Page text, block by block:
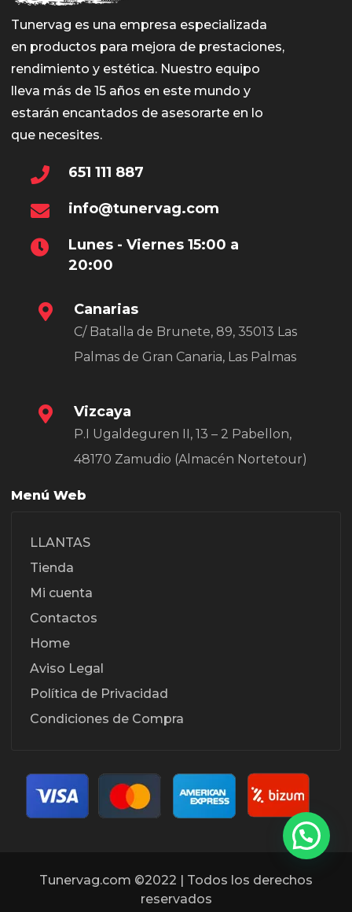
Tunervag es una empresa especializada
en productos para mejora de prestaciones,
rendimiento y estética. Nuestro equipo
lleva más de 15 años en este mundo y
estarán encantados de asesorarte en lo
que necesites.
651 111 887
info@tunervag.com
Lunes - Viernes 15:00 a
20:00
Canarias
C/ Batalla de Brunete, 89, 35013 Las
Palmas de Gran Canaria, Las Palmas
Vizcaya
P.I Ugaldeguren II, 13 – 2 Pabellon,
48170 Zamudio (Almacén Nortetour)
Menú Web
LLANTAS
Tienda
Mi cuenta
Contactos
Home
Aviso Legal
Política de Privacidad
Condiciones de Compra
Tunervag.com ©2022 | Todos los derechos
reservados